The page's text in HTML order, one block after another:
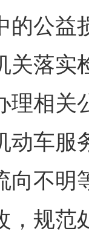
的公益
关落实
理相关
动车服
向不明
，规范